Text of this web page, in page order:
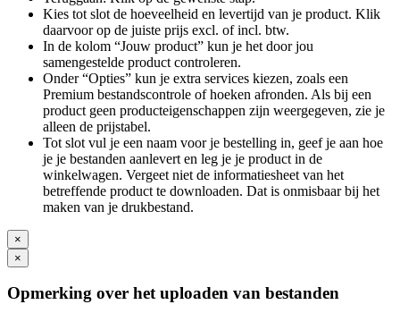
Kies tot slot de hoeveelheid en levertijd van je product. Klik
daarvoor op de juiste prijs excl. of incl. btw.
In de kolom “Jouw product” kun je het door jou
samengestelde product controleren.
Onder “Opties” kun je extra services kiezen, zoals een
Premium bestandscontrole of hoeken afronden. Als bij een
product geen producteigenschappen zijn weergegeven, zie je
alleen de prijstabel.
Tot slot vul je een naam voor je bestelling in, geef je aan hoe
je je bestanden aanlevert en leg je je product in de
winkelwagen. Vergeet niet de informatiesheet van het
betreffende product te downloaden. Dat is onmisbaar bij het
maken van je drukbestand.
×
×
Opmerking over het uploaden van bestanden